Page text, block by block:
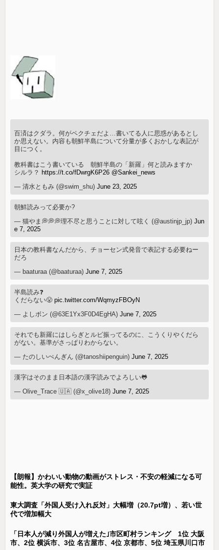
百済はクダラ。何がペクチェだよ…書いてる人に思惑があるとし
か思えない。内容も朝鮮半島について分量が多くおかしな表記が
目につく。
教科書はこう書いている 朝鮮半島の「新羅」何と読みますか
シルラ？ https://t.co/fDwrgK6P26 @Sankei_news
— 清水ともみ (@swim_shu)June 23, 2025
朝鮮読みって必要か?
— 猫やま💭💭💭理不尽と思うことに対して呟く (@austinjp_jp)Jun
e 7, 2025
日本の教科書なんだから、チョーセン式発音で表記する必要ねー
だろ
— baaturaa (@baaturaa)June 7, 2025
半島読み❓
くだらない😤pic.twitter.com/WqmyzFBOyN
— よしボン (@63E1Yx3F0D4EgHA)June 7, 2025
それでも新羅にはしらぎとルビ振ってるのに、こうくりやくだら
がない。基準がさっぱりわからない。
— たのしいぺんぎん (@tanoshiipenguin)June 7, 2025
漢字はそのまま日本語の漢字読みでよろしい🐸
— Olive_Trace 🇺🇦 (@x_olive18)June 7, 2025
【朗報】かわいい動物の動画がストレス・不安の軽減になる可
能性。英大学の研究で実証
東大調査「外国人受け入れ反対」大幅増（20.7pt増）、若い世
代で増加幅大
「日本人が減り外国人が増えた｣市区町村ランキング 1位 大阪
市、2位 横浜市、3位 名古屋市、4位 京都市、5位 埼玉県川口市